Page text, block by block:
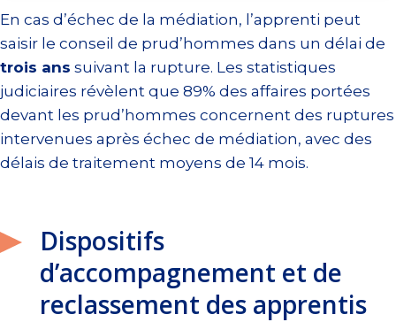
En cas d’échec de la médiation, l’apprenti peut
saisir le conseil de prud’hommes dans un délai de
trois ans suivant la rupture. Les statistiques
judiciaires révèlent que 89% des affaires portées
devant les prud’hommes concernent des ruptures
intervenues après échec de médiation, avec des
délais de traitement moyens de 14 mois.
Dispositifs
d’accompagnement et de
reclassement des apprentis